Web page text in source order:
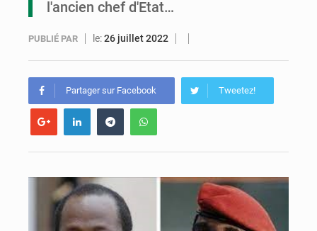
l'ancien chef d'Etat…
PUBLIÉ PAR le:26 juillet 2022
Partager sur Facebook Tweetez!